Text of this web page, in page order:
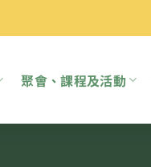
聚會、課程及活動